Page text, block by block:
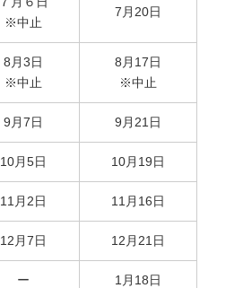
※中止
7月20日
8月3日
※中止
8月17日
※中止
9月7日 9月21日
10月5日 10月19日
11月2日 11月16日
12月7日 12月21日
ー 1月18日